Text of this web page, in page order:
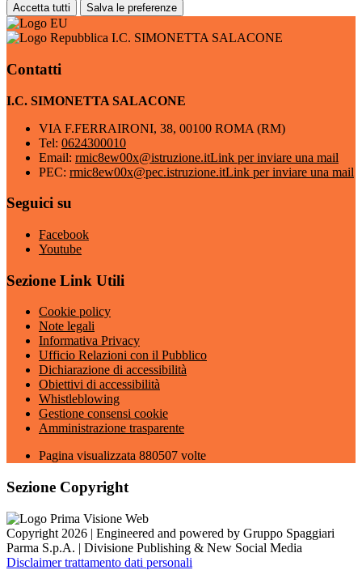
Accetta tutti Salva le preferenze
I.C. SIMONETTA SALACONE
Contatti
I.C. SIMONETTA SALACONE
VIA F.FERRAIRONI, 38, 00100 ROMA (RM)
Tel: 0624300010
Email: rmic8ew00x@istruzione.itLink per inviare una mail
PEC: rmic8ew00x@pec.istruzione.itLink per inviare una mail
Seguici su
Facebook
Youtube
Sezione Link Utili
Cookie policy
Note legali
Informativa Privacy
Ufficio Relazioni con il Pubblico
Dichiarazione di accessibilità
Obiettivi di accessibilità
Whistleblowing
Gestione consensi cookie
Amministrazione trasparente
Pagina visualizzata 880507 volte
Sezione Copyright
Copyright 2026 | Engineered and powered by Gruppo Spaggiari
Parma S.p.A. | Divisione Publishing & New Social Media
Disclaimer trattamento dati personali